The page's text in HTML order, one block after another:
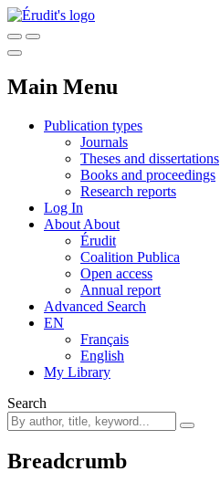
Main Menu
Publication types
Journals
Theses and dissertations
Books and proceedings
Research reports
Log In
About About
Érudit
Coalition Publica
Open access
Annual report
Advanced Search
EN
Français
English
My Library
Search
Breadcrumb